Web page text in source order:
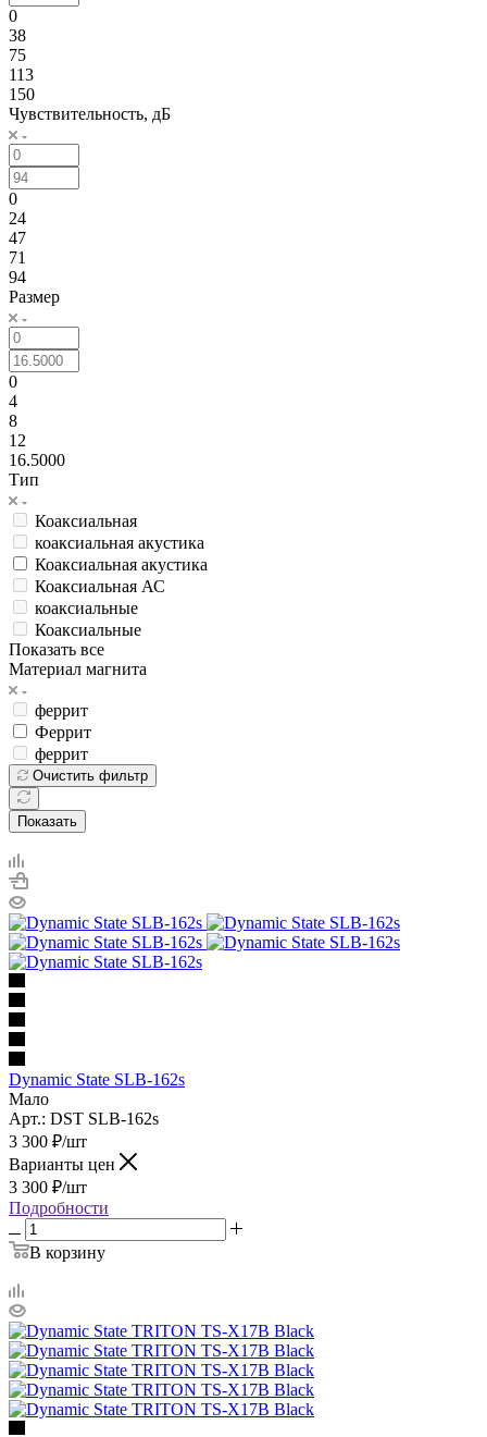
0
38
75
113
150
Чувствительность, дБ
0
24
47
71
94
Размер
0
4
8
12
16.5000
Тип
Коаксиальная
коаксиальная акустика
Коаксиальная акустика
Коаксиальная АС
коаксиальные
Коаксиальные
Показать все
Материал магнита
феррит
Феррит
феррит
Очистить фильтр
Показать
Dynamic State SLB-162s
Мало
Арт.: DST SLB-162s
3 300 ₽/шт
Варианты цен
3 300 ₽/шт
Подробности
В корзину